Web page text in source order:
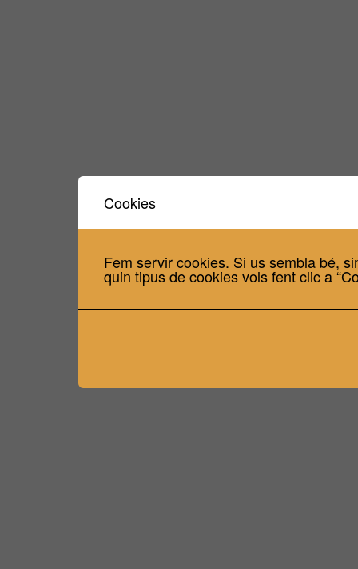
Cookies
Fem servir cookies. Si us sembla bé,
quin tipus de cookies vols fent clic a